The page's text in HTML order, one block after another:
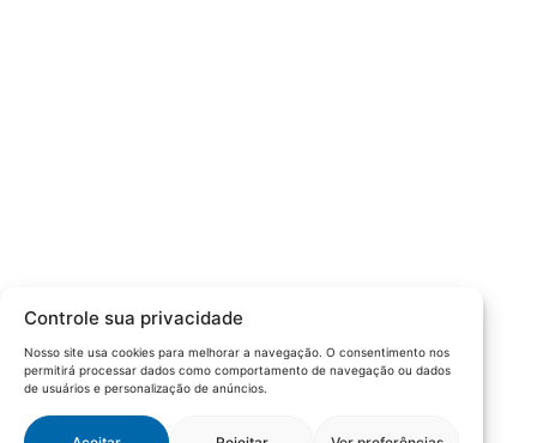
Controle sua privacidade
Nosso site usa cookies para melhorar a navegação. O consentimento nos
permitirá processar dados como comportamento de navegação ou dados
de usuários e personalização de anúncios.
Rua Silva Jardim, 96 Lajeado, Rio Grande do Sul –
Redes Sociais: